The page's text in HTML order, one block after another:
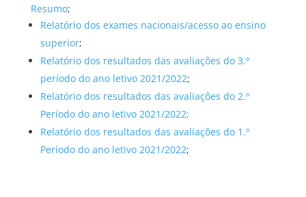
Resumo;
Relatório dos exames nacionais/acesso ao ensino
superior;
Relatório dos resultados das avaliações do 3.º
período do ano letivo 2021/2022;
Relatório dos resultados das avaliações do 2.º
Período do ano letivo 2021/2022;
Relatório dos resultados das avaliações do 1.º
Período do ano letivo 2021/2022;